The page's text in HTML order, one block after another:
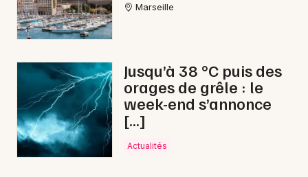
Actus à Salon-de-Provence
Magazine à Salon-de-Provence
Marseille
Jusqu’à 38 °C puis des
orages de grêle : le
week-end s’annonce
[…]
Actualités